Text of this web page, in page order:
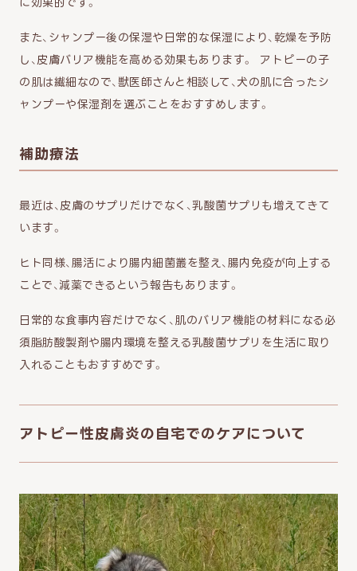
また、シャンプー後の保湿や日常的な保湿により、乾燥を予防
し、皮膚バリア機能を高める効果もあります。 アトピーの子
の肌は繊細なので、獣医師さんと相談して、犬の肌に合ったシ
ャンプーや保湿剤を選ぶことをおすすめします。
補助療法
最近は、皮膚のサプリだけでなく、乳酸菌サプリも増えてきて
います。
ヒト同様、腸活により腸内細菌叢を整え、腸内免疫が向上する
ことで、減薬できるという報告もあります。
日常的な食事内容だけでなく、肌のバリア機能の材料になる必
須脂肪酸製剤や腸内環境を整える乳酸菌サプリを生活に取り
入れることもおすすめです。
アトピー性皮膚炎の自宅でのケアについて